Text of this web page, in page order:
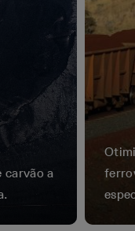
carvão a